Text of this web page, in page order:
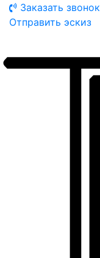
Заказать звонок
Отправить эскиз